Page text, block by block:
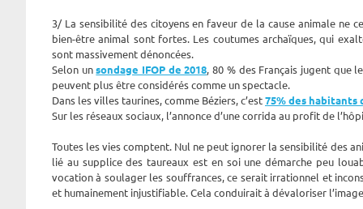
3/ La sensibilité des citoyens en faveur de la cause animale ne
bien-être animal sont fortes. Les coutumes archaïques, qui
sont massivement dénoncées.
Selon unsondage IFOP de 2018, 80 % des Français jugent que
peuvent plus être considérés comme un spectacle.
Dans les villes taurines, comme Béziers, c’est75% des habitants
Sur les réseaux sociaux, l’annonce d’une corrida au profit de
Toutes les vies comptent. Nul ne peut ignorer la sensibilité des
lié au supplice des taureaux est en soi une démarche peu
vocation à soulager les souffrances, ce serait irrationnel et
et humainement injustifiable. Cela conduirait à dévaloriser